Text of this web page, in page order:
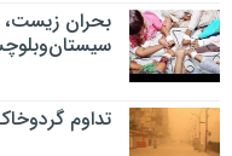
بحران
تداوم